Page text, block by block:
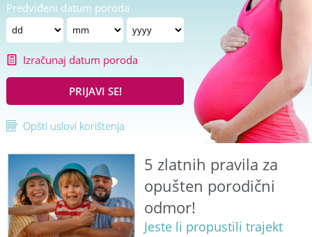
Predviđeni datum poroda
Izračunaj datum poroda
PRIJAVI SE!
Opšti uslovi korištenja
5 zlatnih pravila za
opušten porodični
odmor!
Jeste li propustili trajekt